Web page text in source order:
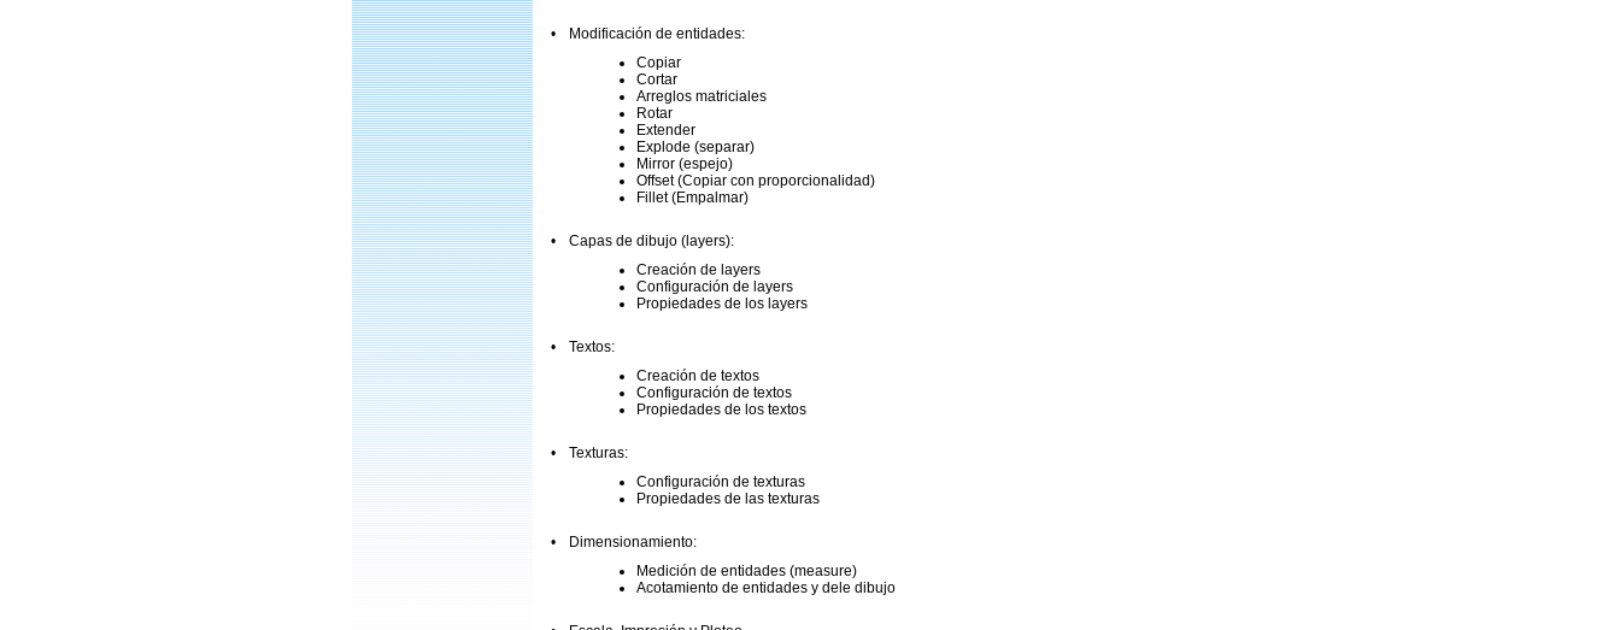
•
Modificación de entidades:
Copiar
Cortar
Arreglos matriciales
Rotar
Extender
Explode (separar)
Mirror (espejo)
Offset (Copiar con proporcionalidad)
Fillet (Empalmar)
•
Capas de dibujo (layers):
Creación de layers
Configuración de layers
Propiedades de los layers
•
Textos:
Creación de textos
Configuración de textos
Propiedades de los textos
•
Texturas:
Configuración de texturas
Propiedades de las texturas
•
Dimensionamiento:
Medición de entidades (measure)
Acotamiento de entidades y dele dibujo